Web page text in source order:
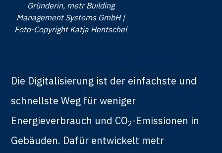
Gründerin, metr Building
Management Systems GmbH |
Foto-Copyright Katja Hentschel
Die Digitalisierung ist der einfachste und
schnellste Weg für weniger
Energieverbrauch und CO2-Emissionen in
Gebäuden. Dafür entwickelt metr